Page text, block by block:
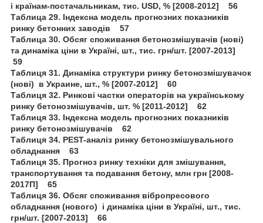
і країнам-постачальникам, тис. USD, % [2008-2012] 56
Таблица 29. Індексна модель прогнозних показників
ринку бетонних заводів 57
Таблица 30. Обсяг споживання бетонозмішувачів (нові)
та динаміка ціни в Україні, шт., тис. грн/шт. [2007-2013]
59
Таблиця 31. Динаміка структури ринку бетонозмішувачок
(нові) в Украине, шт., % [2007-2012] 60
Таблиця 32. Ринкові частки операторів на українському
ринку бетонозмішувачів, шт. % [2011-2012] 62
Таблиця 33. Індексна модель прогнозних показників
ринку бетонозмішувачів 62
Таблиця 34. PEST-аналіз ринку бетонозмішувального
обладнання 63
Таблиця 35. Прогноз ринку техніки для змішування,
транспортування та подавання бетону, млн грн [2008-
2017П] 65
Таблиця 36. Обсяг споживання вібропресового
обладнання (нового) і динаміка ціни в Україні, шт., тис.
грн/шт. [2007-2013] 66